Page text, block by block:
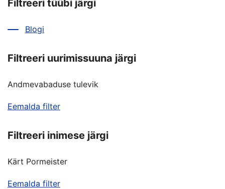
Filtreeri tüübi järgi
Blogi
Filtreeri uurimissuuna järgi
Andmevabaduse tulevik
Eemalda filter
Filtreeri inimese järgi
Kärt Pormeister
Eemalda filter